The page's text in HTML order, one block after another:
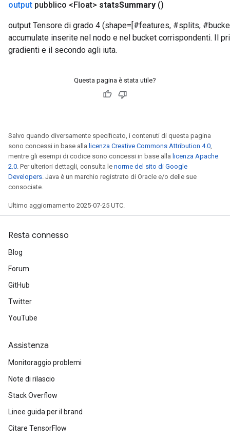
output pubblico <Float> statsSummary ()
output Tensore di grado 4 (shape=[#features, #splits,
accumulate inserite nel nodo e nel bucket corrispondenti. Il
gradienti e il secondo agli iuta.
Questa pagina è stata utile?
Salvo quando diversamente specificato, i contenuti di questa pagina
sono concessi in base alla licenza Creative Commons Attribution 4.0
mentre gli esempi di codice sono concessi in base alla licenza Apache
2.0 . Per ulteriori dettagli, consulta le norme del sito di Google
Developers . Java è un marchio registrato di Oracle e/o delle sue
consociate.
Ultimo aggiornamento 2025-07-25 UTC.
Resta connesso
Blog
Forum
GitHub
Twitter
YouTube
Assistenza
Monitoraggio problemi
Note di rilascio
Stack Overflow
Linee guida per il brand
Citare TensorFlow